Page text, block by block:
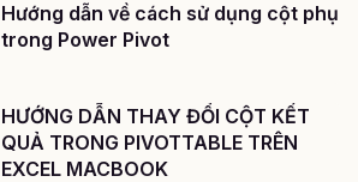
Hướng dẫn về cách sử dụng cột phụ
trong Power Pivot
HƯỚNG DẪN THAY ĐỔI CỘT KẾT
QUẢ TRONG PIVOTTABLE TRÊN
EXCEL MACBOOK